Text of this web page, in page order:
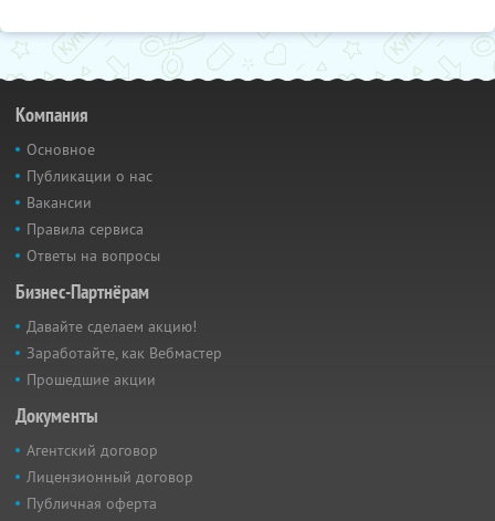
Компания
Основное
Публикации о нас
Вакансии
Правила сервиса
Ответы на вопросы
Бизнес-Партнёрам
Давайте сделаем акцию!
Заработайте, как Вебмастер
Прошедшие акции
Документы
Агентский договор
Лицензионный договор
Публичная оферта